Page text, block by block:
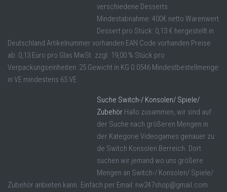
verschiedene Desserts
Mindestabnahme: 400€ netto Warenwert
Dessert pro Stück: 0,13 € hergestellt in
Deutschland Artikelnummer vorhanden EAN Code vorhanden Preise
ab: 0,13 Euro pro Glas MwSt. zzgl. 19,00 % Stück pro
Verpackungseinheiten: 25 Gewicht in KG 0.0546 Mindestbestellmenge
in VE mindestens 65 VE
Suche Switch-/ Konsolen/ Spiele/
Zubehör Hallo zusammen, wir sind auf
der Suche nach größeren Mengen in
der Kategorie Videogames genauer zu
de Switch Konsolen Berreich. Dort
suchen wir jemand wo uns größere
Mengen an Switch-/ Konsolen/ Spiele/
Zubehör anbieten kann. Einfach per Email: nw247shop@gmail.com